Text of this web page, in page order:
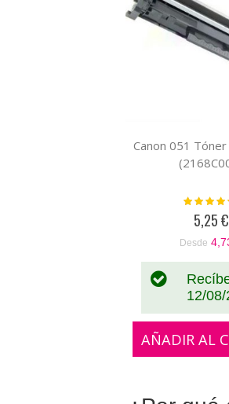
Canon 051
5,25 €
Desde
12/
AÑADIR AL